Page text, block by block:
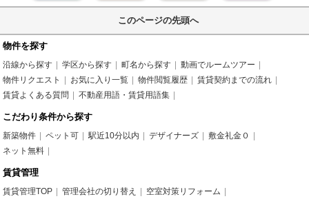
このページの先頭へ
物件を探す
沿線から探す 学区から探す 町名から探す
動画でルームツアー
物件リクエスト
お気に入り一覧 物件閲覧履歴
賃貸契約までの流れ
賃貸よくある質問
不動産用語・賃貸用語集
こだわり条件から探す
新築物件 ペット可 駅近10分以内 デザイナーズ
敷金礼金０
ネット無料
賃貸管理
賃貸管理TOP 管理会社の切り替え
空室対策リフォーム